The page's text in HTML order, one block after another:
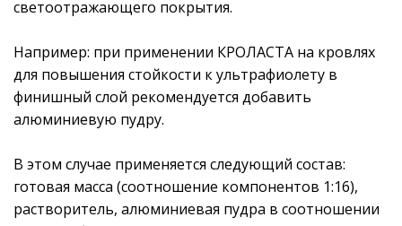
светоотражающего покрытия.
Например: при применении КРОЛАСТА на кровлях
для повышения стойкости к ультрафиолету в
финишный слой рекомендуется добавить
алюминиевую пудру.
В этом случае применяется следующий состав:
готовая масса (соотношение компонентов 1:16),
растворитель, алюминиевая пудра в соотношении